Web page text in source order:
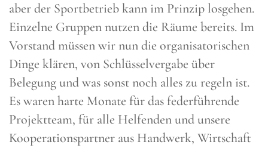
aber der Sportbetrieb kann im Prinzip losgehen.
Einzelne Gruppen nutzen die Räume bereits. Im
Vorstand müssen wir nun die organisatorischen
Dinge klären, von Schlüsselvergabe über
Belegung und was sonst noch alles zu regeln ist.
Es waren harte Monate für das federführende
Projektteam, für alle Helfenden und unsere
Kooperationspartner aus Handwerk, Wirtschaft